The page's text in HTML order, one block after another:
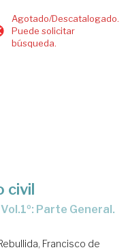
Agotado/Descatalogado.
Puede solicitar
búsqueda.
civil
Francisco de